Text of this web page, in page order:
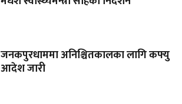
जनकपुरधाममा अनिश्चितकालका लागि कफ्यु
आदेश जारी